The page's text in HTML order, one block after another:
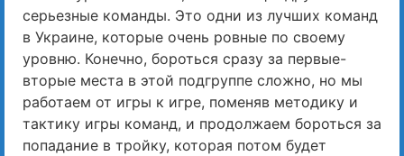
серьезные команды. Это одни из лучших команд
в Украине, которые очень ровные по своему
уровню. Конечно, бороться сразу за первые-
вторые места в этой подгруппе сложно, но мы
работаем от игры к игре, поменяв методику и
тактику игры команд, и продолжаем бороться за
попадание в тройку, которая потом будет